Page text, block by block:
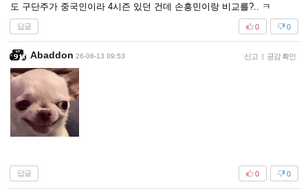
도 구단주가 중국인이라 4시즌 있던 건데 손흥민이랑 비교를?.. ㅋ
답글 0
0
Abaddon 26-06-13 09:53 신고 공감 확인
답글 0
0